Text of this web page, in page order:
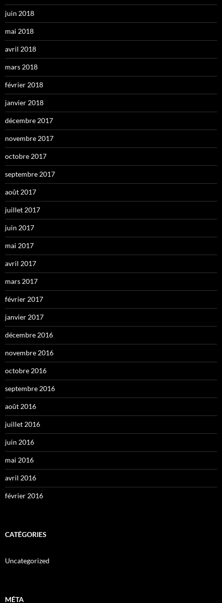
juin 2018
mai 2018
avril 2018
mars 2018
février 2018
janvier 2018
décembre 2017
novembre 2017
octobre 2017
septembre 2017
août 2017
juillet 2017
juin 2017
mai 2017
avril 2017
mars 2017
février 2017
janvier 2017
décembre 2016
novembre 2016
octobre 2016
septembre 2016
août 2016
juillet 2016
juin 2016
mai 2016
avril 2016
février 2016
CATÉGORIES
Uncategorized
MÉTA